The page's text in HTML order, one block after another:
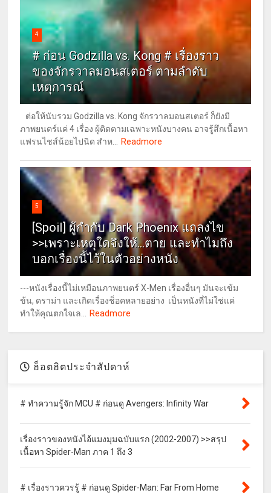
4
# ก่อน Godzilla vs. Kong # เรื่องราว
ของจักรวาลมอนสเตอร์ ตามลำดับ
เหตุการณ์
ต่อให้นับรวม Godzilla vs. Kong จักรวาลมอนสเตอร์ ก็ยังมี
ภาพยนตร์แค่ 4 เรื่อง ผู้ติดตามเฉพาะหนังบางคน อาจรู้สึกเนื้อหา
แฟรนไชส์น้อยไปนิด สำห...
Readmore
5
[Spoil] ผู้กำกับ Dark Phoenix แถลงไข
>>เพราะเหตุใดจึงให้...ตาย และทำไมถึง
บอกเรื่องนี้ไว้ในตัวอย่างหนัง
---หนังเรื่องนี้ไม่เหมือนภาพยนตร์ X-Men เรื่องอื่นๆ มันจะเข้ม
ข้น, ดราม่า และเกิดเรื่องช็อคหลายอย่าง เป็นหนังที่ไม่ใช่แค่
ทำให้คุณตกใจเล...
Readmore
ฮ็อตฮิตประจำสัปดาห์
# ทำความรู้จัก MCU # ก่อนดู Avengers: Infinity War
เรื่องราวของหนังไอ้แมงมุมฉบับแรก (2002-2007) >>สรุป
เนื้อหา Spider-Man ภาค 1 ถึง 3
# เรื่องราวควรรู้ # ก่อนดู Spider-Man: Far From Home